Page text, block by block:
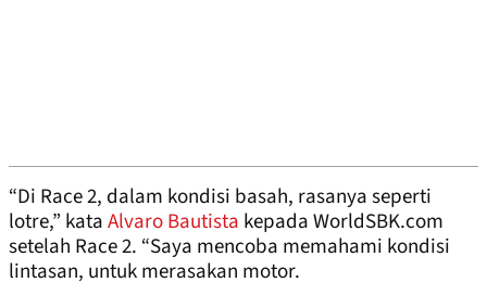
“Di Race 2, dalam kondisi basah, rasanya seperti
lotre,” kataAlvaro Bautista kepada WorldSBK.com
setelah Race 2. “Saya mencoba memahami kondisi
lintasan, untuk merasakan motor.